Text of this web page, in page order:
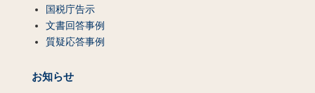
国税庁告示
文書回答事例
質疑応答事例
お知らせ